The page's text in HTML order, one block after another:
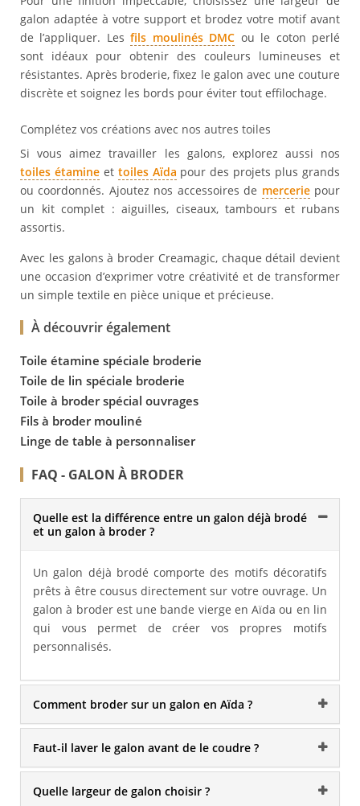
galon adaptée à votre support et brodez votre motif avant
de l’appliquer. Lesfils moulinés DMC ou le coton perlé
sont idéaux pour obtenir des couleurs lumineuses et
résistantes. Après broderie, fixez le galon avec une couture
discrète et soignez les bords pour éviter tout effilochage.
Complétez vos créations avec nos autres toiles
Si vous aimez travailler les galons, explorez aussi nos
toiles étamineet toiles Aïda pour des projets plus grands
ou coordonnés. Ajoutez nos accessoires de merceriepour
un kit complet : aiguilles, ciseaux, tambours et rubans
assortis.
Avec les galons à broder Creamagic, chaque détail devient
une occasion d’exprimer votre créativité et de transformer
un simple textile en pièce unique et précieuse.
À découvrir également
Toile étamine spéciale broderie
Toile de lin spéciale broderie
Toile à broder spécial ouvrages
Fils à broder mouliné
Linge de table à personnaliser
FAQ - GALON À BRODER
Quelle est la différence entre un galon déjà brodé
et un galon à broder ?
Un galon déjà brodé comporte des motifs décoratifs
prêts à être cousus directement sur votre ouvrage. Un
galon à broder est une bande vierge en Aïda ou en lin
qui vous permet de créer vos propres motifs
personnalisés.
Comment broder sur un galon en Aïda ?
Faut-il laver le galon avant de le coudre ?
Quelle largeur de galon choisir ?